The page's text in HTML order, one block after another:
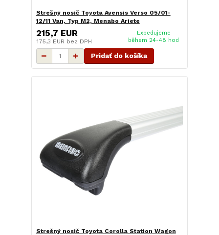
Strešný nosič Toyota Avensis Verso 05/01-
12/11 Van, Typ M2, Menabo Ariete
215,7 EUR
175,3 EUR bez DPH
Expedujeme
během 24-48 hod
Pridať do košíka
Strešný nosič Toyota Corolla Station Wagon